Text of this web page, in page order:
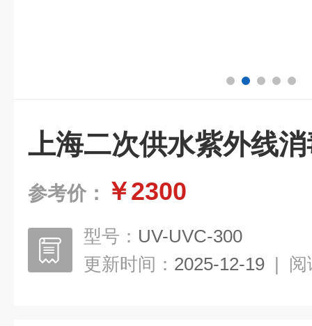
上海二次供水紫外线
参考价： ￥2300
型号： UV-UVC-300
更新时间： 2025-12-19 | 阅